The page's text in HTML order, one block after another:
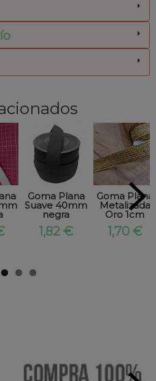
Goma Plana
Suave 40mm
negra
1,82 €
Goma Plana
Metalizada
Oro 1cm
1,70 €